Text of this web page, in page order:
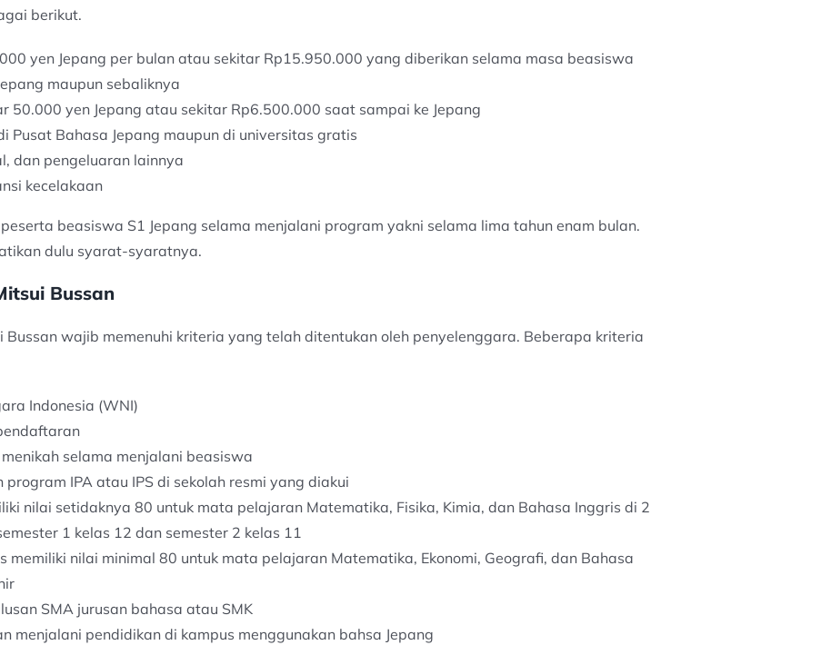
berikut.
yen Jepang per bulan atau sekitar Rp15.950.000 yang diberikan selama masa beasiswa
maupun sebaliknya
50.000 yen Jepang atau sekitar Rp6.500.000 saat sampai ke Jepang
Pusat Bahasa Jepang maupun di universitas gratis
dan pengeluaran lainnya
kecelakaan
beasiswa S1 Jepang selama menjalani program yakni selama lima tahun enam bulan.
dulu syarat-syaratnya.
Bussan
wajib memenuhi kriteria yang telah ditentukan oleh penyelenggara. Beberapa kriteria
Indonesia (WNI)
selama menjalani beasiswa
IPA atau IPS di sekolah resmi yang diakui
nilai setidaknya 80 untuk mata pelajaran Matematika, Fisika, Kimia, dan Bahasa Inggris di 2
1 kelas 12 dan semester 2 kelas 11
memiliki nilai minimal 80 untuk mata pelajaran Matematika, Ekonomi, Geografi, dan Bahasa
SMA jurusan bahasa atau SMK
menjalani pendidikan di kampus menggunakan bahsa Jepang